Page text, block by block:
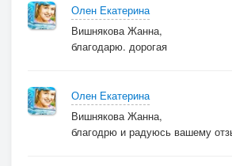
Олен Екатерина
Вишнякова Жанна,
благодарю. дорогая
Олен Екатерина
Вишнякова Жанна,
благодрю и радуюсь вашему